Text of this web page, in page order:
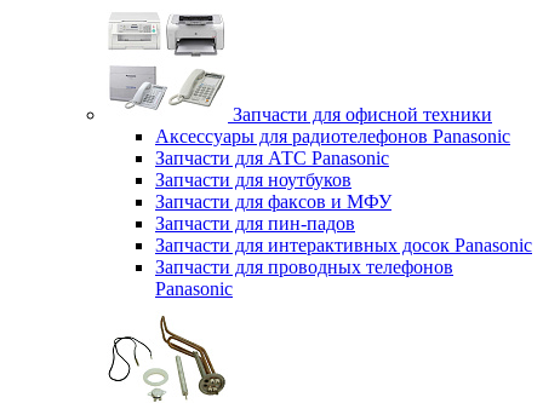
Запчасти для офисной техники
Аксессуары для радиотелефонов Panasonic
Запчасти для АТС Panasonic
Запчасти для ноутбуков
Запчасти для факсов и МФУ
Запчасти для пин-падов
Запчасти для интерактивных досок Panasonic
Запчасти для проводных телефонов
Panasonic